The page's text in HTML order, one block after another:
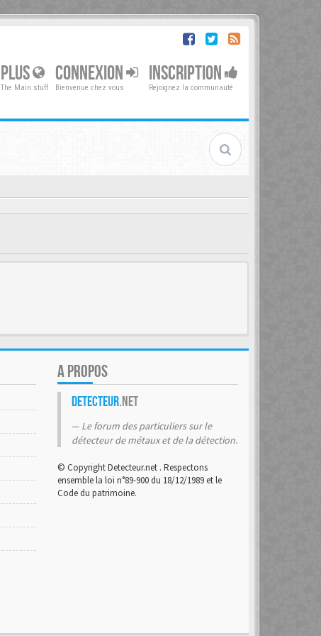
PLUS
The Main stuff
CONNEXION
Bienvenue chez vous
INSCRIPTION
Rejoignez la communauté
A PROPOS
Detecteur.net
Le forum des particuliers sur le
détecteur de métaux et de la détection.
© Copyright Detecteur.net . Respectons
ensemble la loi n°89-900 du 18/12/1989 et le
Code du patrimoine.